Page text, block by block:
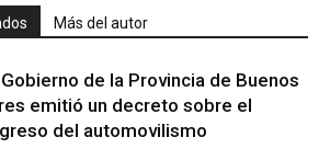
Más del autor
Gobierno de la Provincia de Buenos
emitió un decreto sobre el
del automovilismo